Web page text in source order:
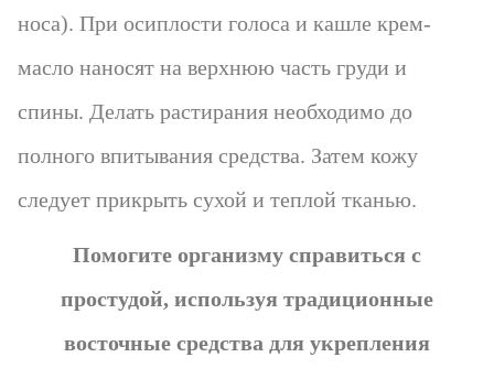
носа). При осиплости голоса и кашле крем-
масло наносят на верхнюю часть груди и
спины. Делать растирания необходимо до
полного впитывания средства. Затем кожу
следует прикрыть сухой и теплой тканью.
Помогите организму справиться с
простудой, используя традиционные
восточные средства для укрепления